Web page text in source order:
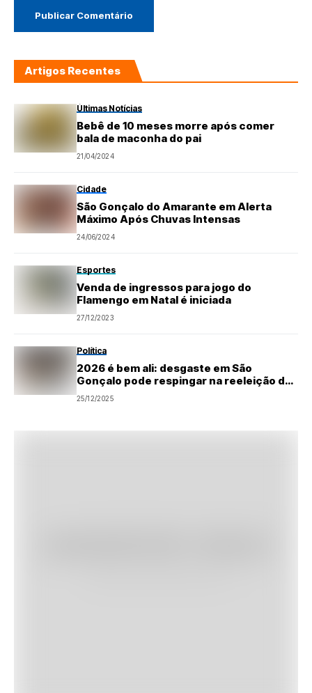
Artigos Recentes
Últimas Notícias
Bebê de 10 meses morre após comer
bala de maconha do pai
21/04/2024
Cidade
São Gonçalo do Amarante em Alerta
Máximo Após Chuvas Intensas
24/06/2024
Esportes
Venda de ingressos para jogo do
Flamengo em Natal é iniciada
27/12/2023
Política
2026 é bem ali: desgaste em São
Gonçalo pode respingar na reeleição de
Zenaide Maia
25/12/2025